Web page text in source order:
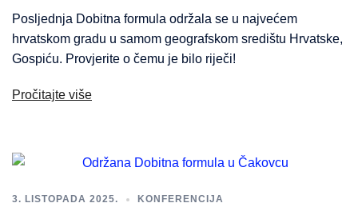
Posljednja Dobitna formula održala se u najvećem
hrvatskom gradu u samom geografskom središtu Hrvatske,
Gospiću. Provjerite o čemu je bilo riječi!
Pročitajte više
3. LISTOPADA 2025. KONFERENCIJA